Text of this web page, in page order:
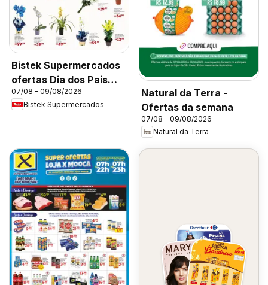
Bistek Supermercados
ofertas Dia dos Pais
Flores
07/08 - 09/08/2026
Bistek Supermercados
Natural da Terra -
Ofertas da semana
07/08 - 09/08/2026
Natural da Terra